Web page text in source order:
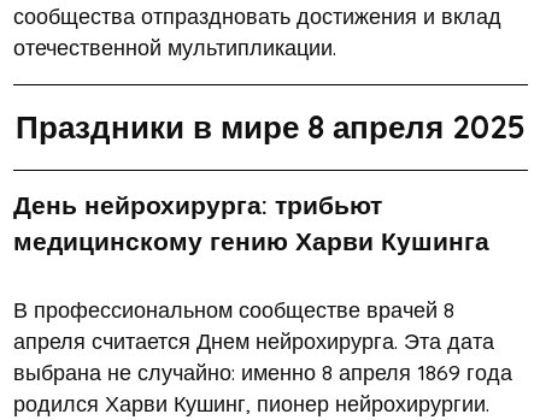
сообщества отпраздновать достижения и вклад
отечественной мультипликации.
Праздники в мире 8 апреля 2025
День нейрохирурга: трибьют
медицинскому гению Харви Кушинга
В профессиональном сообществе врачей 8
апреля считается Днем нейрохирурга. Эта дата
выбрана не случайно: именно 8 апреля 1869 года
родился Харви Кушинг, пионер нейрохирургии.